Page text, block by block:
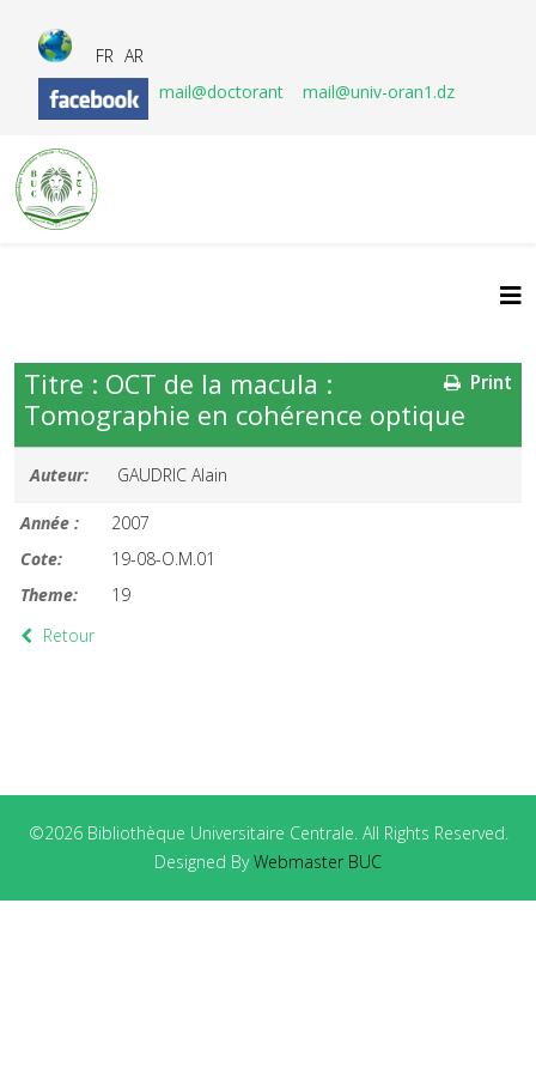
FR AR
mail@doctorant
mail@univ-oran1.dz
Print
Titre : OCT de la macula :
Tomographie en cohérence optique
Auteur: GAUDRIC Alain
Année :
2007
Cote:
19-08-O.M.01
Theme:
19
Retour
©2026 Bibliothèque Universitaire Centrale. All Rights Reserved.
Designed ByWebmaster BUC